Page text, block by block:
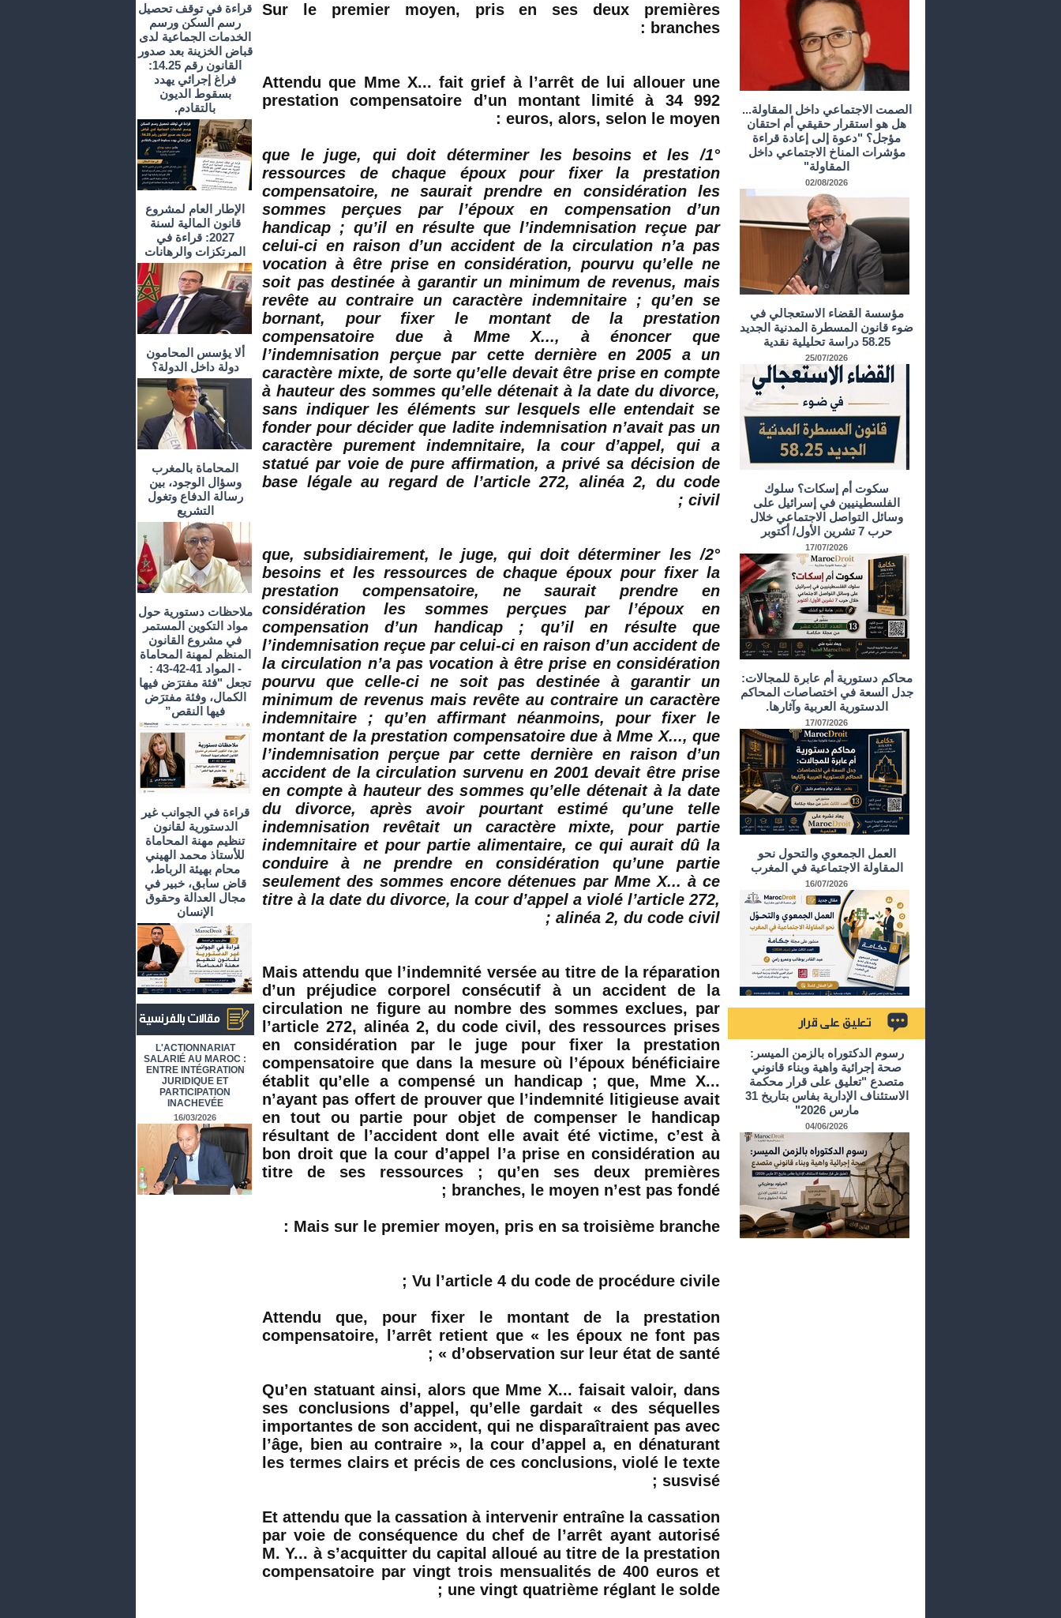
قراءة في توقف تحصيل
رسم السكن ورسم
الخدمات الجماعية لدى
قباض الخزينة بعد صدور
القانون رقم 14.25:
فراغ إجرائي يهدد
بسقوط الديون
بالتقادم.
الإطار العام لمشروع
قانون المالية لسنة
2027: قراءة في
المرتكزات والرهانات
ألا يؤسس المحامون
دولة داخل الدولة؟
المحاماة بالمغرب
وسؤال الوجود، بين
رسالة الدفاع وتغول
التشريع
ملاحظات دستورية حول
مواد التكوين المستمر
في مشروع القانون
المنظم لمهنة المحاماة
- المواد 41-42-43 :
تجعل "فئة مفترَض فيها
الكمال، وفئة مفترَض
فيها النقص”
قراءة في الجوانب غير
الدستورية لقانون
تنظيم مهنة المحاماة
للأستاذ محمد الهيني
محام بهيئة الرباط،
قاض سابق، خبير في
مجال العدالة وحقوق
الإنسان
L'ACTIONNARIAT
SALARIÉ AU MAROC :
ENTRE INTÉGRATION
JURIDIQUE ET
PARTICIPATION
INACHEVÉE
16/03/2026
Sur le premier moyen, pris en ses deux premières
branches :
Attendu que Mme X... fait grief à l’arrêt de lui allouer une
prestation compensatoire d’un montant limité à 34 992
euros, alors, selon le moyen :
1°/ que le juge, qui doit déterminer les besoins et les
ressources de chaque époux pour fixer la prestation
compensatoire, ne saurait prendre en considération les
sommes perçues par l’époux en compensation d’un
handicap ; qu’il en résulte que l’indemnisation reçue par
celui-ci en raison d’un accident de la circulation n’a pas
vocation à être prise en considération, pourvu qu’elle ne
soit pas destinée à garantir un minimum de revenus, mais
revête au contraire un caractère indemnitaire; qu’en se
bornant, pour fixer le montant de la prestation
compensatoire due à Mme X..., à énoncer que
l’indemnisation perçue par cette dernière en 2005 a un
caractère mixte, de sorte qu’elle devait être prise en compte
à hauteur des sommes qu’elle détenait à la date du divorce,
sans indiquer les éléments sur lesquels elle entendait se
fonder pour décider que ladite indemnisation n’avait pas un
caractère purement indemnitaire, la cour d’appel, qui a
statué par voie de pure affirmation, a privé sa décision de
base légale au regard de l’article 272, alinéa 2, du code
civil ;
2°/ que,
subsidiairement, le juge, qui doit déterminer les
besoins et les ressources de chaque époux pour fixer la
prestation compensatoire, ne saurait prendre en
considération les sommes perçues par l’époux en
compensation d’un handicap ; qu’il en résulte que
l’indemnisation reçue par celui-ci en raison d’un accident de
la circulation n’a pas vocation à être prise en considération
pourvu que celle-ci ne soit pas destinée à garantir un
minimum de revenus mais revête au contraire un caractère
indemnitaire ; qu’en affirmant néanmoins, pour fixer le
montant de la prestation compensatoire due à Mme X..., que
l’indemnisation perçue par cette dernière en raison d’un
accident de la circulation survenu en 2001 devait être prise
en compte à hauteur des sommes qu’elle détenait à la date
du divorce, après avoir pourtant estimé qu’une telle
indemnisation revêtait un caractère mixte, pour partie
indemnitaire et pour partie alimentaire, ce qui aurait dû la
conduire à ne prendre en considération qu’une partie
seulement des sommes encore détenues par Mme X... à ce
titre à la date du divorce, la cour d’appel a violé l’article 272,
alinéa 2, du code civil ;
Mais attendu que l’indemnité versée au titre de la réparation
d’un préjudice corporel consécutif à un accident de la
circulation ne figure au nombre des sommes exclues, par
l’article 272, alinéa 2, du code civil, des ressources prises
en considération par le juge pour fixer la prestation
compensatoire que dans la mesure où l’époux bénéficiaire
établit qu’elle a compensé un handicap ; que, Mme X...
n’ayant pas offert de prouver que l’indemnité litigieuse avait
en tout ou partie pour objet de compenser le handicap
résultant de l’accident dont elle avait été victime, c’est à
bon droit que la cour d’appel l’a prise en considération au
titre de ses ressources ; qu’en ses deux premières
branches, le moyen n’est pas fondé ;
Mais sur le premier moyen, pris en sa troisième branche :
Vu l’article 4 du code de procédure civile ;
Attendu que, pour fixer le montant de la prestation
compensatoire, l’arrêt retient que « les époux ne font pas
d’observation sur leur état de santé » ;
Qu’en statuant ainsi, alors que Mme X... faisait valoir, dans
ses conclusions d’appel, qu’elle gardait « des séquelles
importantes de son accident, qui ne disparaîtraient pas avec
l’âge, bien au contraire », la cour d’appel a, en dénaturant
les termes clairs et précis de ces conclusions, violé le texte
susvisé ;
Et attendu que la cassation à intervenir entraîne la cassation
par voie de conséquence du chef de l’arrêt ayant autorisé
M. Y... à s’acquitter du capital alloué au titre de la prestation
compensatoire par vingt trois mensualités de 400euros et
une vingt quatrième réglant le solde ;
الصمت الاجتماعي داخل المقاولة...
هل هو استقرار حقيقي أم احتقان
مؤجل؟ "دعوة إلى إعادة قراءة
مؤشرات المناخ الاجتماعي داخل
المقاولة"
02/08/2026
مؤسسة القضاء الاستعجالي في
ضوء قانون المسطرة المدنية الجديد
58.25 دراسة تحليلية نقدية
25/07/2026
سكوت أم إسكات؟ سلوك
الفلسطينيين في إسرائيل على
وسائل التواصل الاجتماعي خلال
حرب 7 تشرين الأول/ أكتوبر
17/07/2026
محاكم دستورية أم عابرة للمجالات:
جدل السعة في اختصاصات المحاكم
الدستورية العربية وآثارها.
17/07/2026
العمل الجمعوي والتحول نحو
المقاولة الاجتماعية في المغرب
16/07/2026
رسوم الدكتوراه بالزمن الميسر:
صحة إجرائية واهية وبناء قانوني
متصدع "تعليق على قرار محكمة
الاستئناف الإدارية بفاس بتاريخ 31
مارس 2026"
04/06/2026